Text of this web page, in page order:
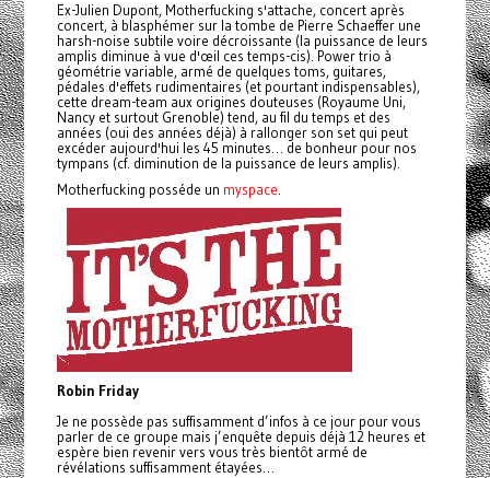
Ex-Julien Dupont, Motherfucking s'attache, concert après
concert, à blasphémer sur la tombe de Pierre Schaeffer une
harsh-noise subtile voire décroissante (la puissance de leurs
amplis diminue à vue d'œil ces temps-cis). Power trio à
géométrie variable, armé de quelques toms, guitares,
pédales d'effets rudimentaires (et pourtant indispensables),
cette dream-team aux origines douteuses (Royaume Uni,
Nancy et surtout Grenoble) tend, au fil du temps et des
années (oui des années déjà) à rallonger son set qui peut
excéder aujourd'hui les 45 minutes… de bonheur pour nos
tympans (cf. diminution de la puissance de leurs amplis).
Motherfucking posséde un myspace.
Robin Friday
Je ne possède pas suffisamment d’infos à ce jour pour vous
parler de ce groupe mais j’enquête depuis déjà 12 heures et
espère bien revenir vers vous très bientôt armé de
révélations suffisamment étayées…